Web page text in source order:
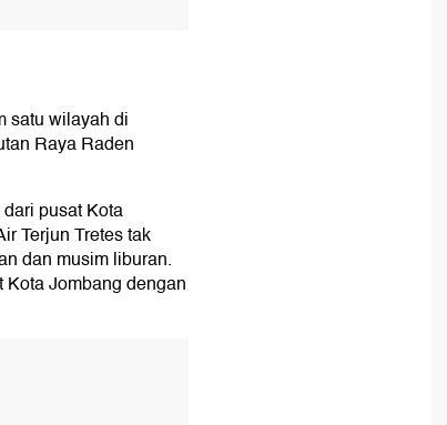
satu wilayah di
Raya Raden
pusat Kota
Terjun Tretes tak
dan musim liburan.
Jombang dengan